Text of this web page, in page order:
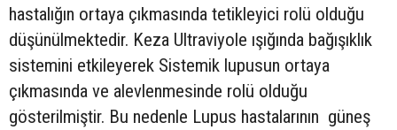
hastalığın ortaya çıkmasında tetikleyici rolü olduğu
düşünülmektedir. Keza Ultraviyole ışığında bağışıklık
sistemini etkileyerek Sistemik lupusun ortaya
çıkmasında ve alevlenmesinde rolü olduğu
gösterilmiştir. Bu nedenle Lupus hastalarının güneş